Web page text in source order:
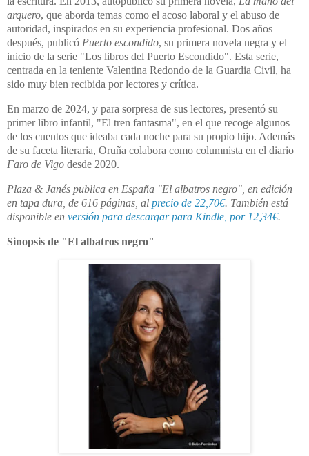
arquero, que aborda temas como el acoso laboral y el abuso de
autoridad, inspirados en su experiencia profesional. Dos años
después, publicó Puerto escondido, su primera novela negra y el
inicio de la serie "Los libros del Puerto Escondido". Esta serie,
centrada en la teniente Valentina Redondo de la Guardia Civil, ha
sido muy bien recibida por lectores y crítica.
En marzo de 2024, y para sorpresa de sus lectores, presentó su
primer libro infantil, "El tren fantasma", en el que recoge algunos
de los cuentos que ideaba cada noche para su propio hijo. Además
de su faceta literaria, Oruña colabora como columnista en el diario
Faro de Vigo desde 2020.
Plaza & Janés publica en España "El albatros negro", en edición
en tapa dura, de 616 páginas, al precio de 22,70€. También está
disponible en versión para descargar para Kindle, por 12,34€.
Sinopsis de "El albatros negro"